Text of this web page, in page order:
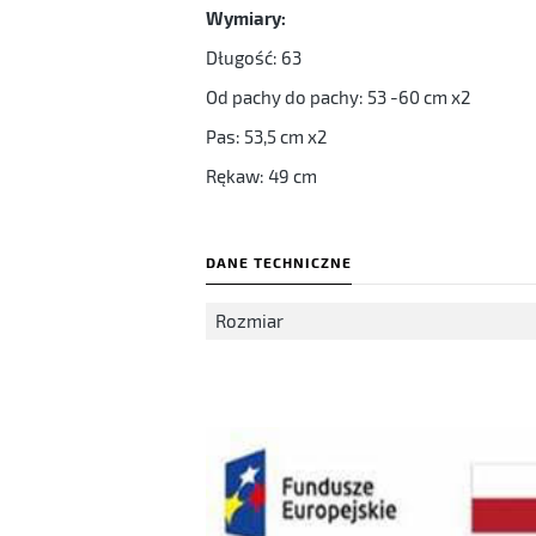
Wymiary:
Długość: 63
Od pachy do pachy: 53 -60 cm x2
Pas: 53,5 cm x2
Rękaw: 49 cm
DANE TECHNICZNE
Rozmiar